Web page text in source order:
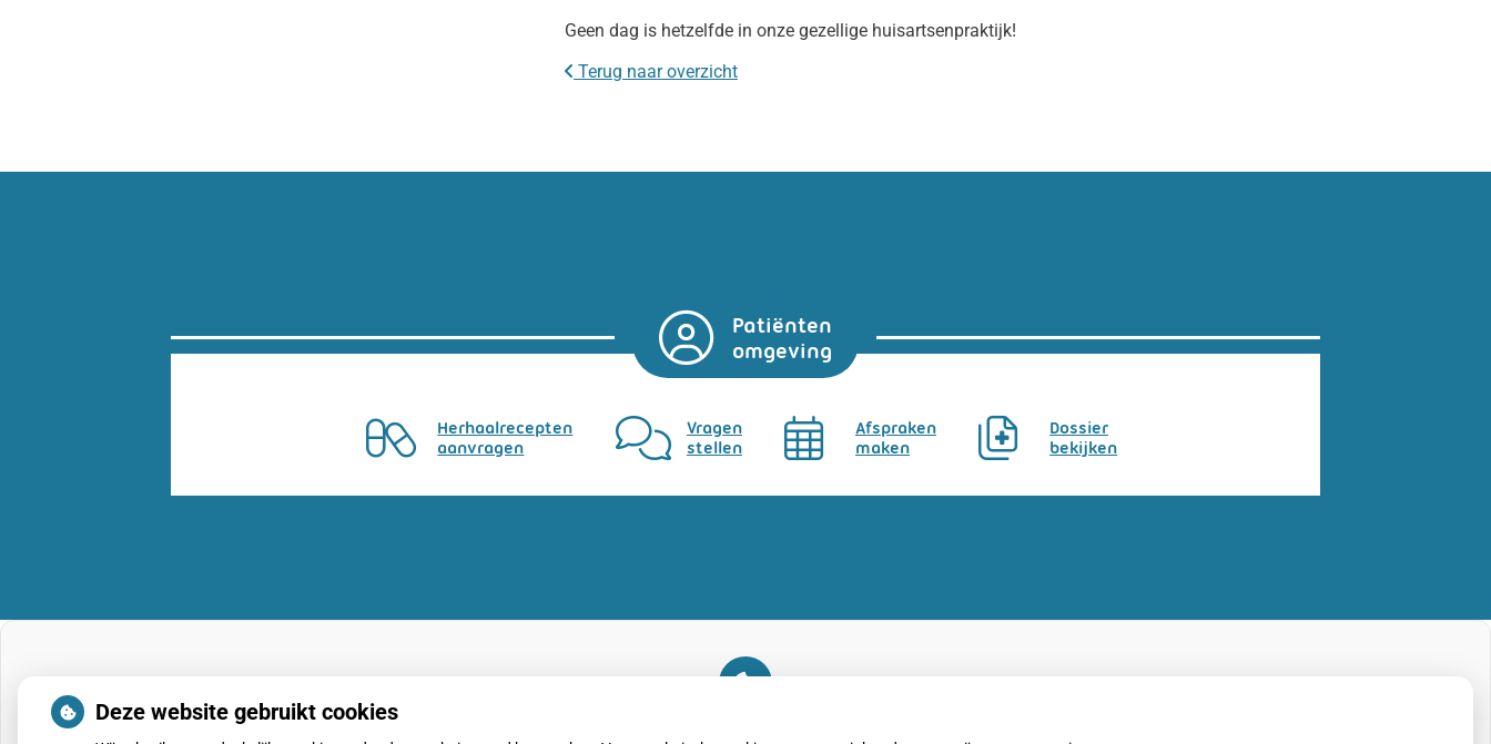
Geen dag is hetzelfde in onze gezellige huisartsenpraktijk!
Terug naar overzicht
Patiënten
omgeving
Herhaalrecepten
aanvragen
Vragen
stellen
Afspraken
maken
Dossier
bekijken
externe inhoud
die nodig is om dit te zien.
Deze website gebruikt cookies